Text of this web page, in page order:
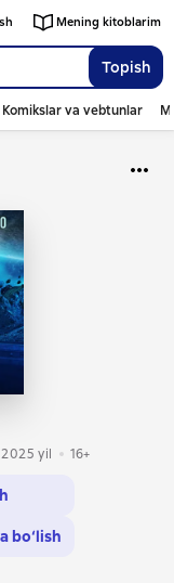
Topish
Mening kitoblarim
Komikslar va vebtunlar
2025 yil 16+
bo‘lish